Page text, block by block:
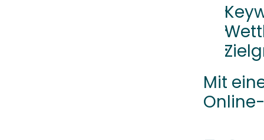
Mit